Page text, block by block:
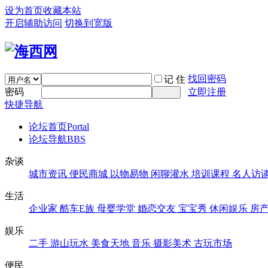
设为首页收藏本站
开启辅助访问 切换到宽版
记 住 找回密码
密码
立即注册
快捷导航
论坛首页Portal
论坛导航BBS
杂谈
城市资讯 便民商城 以物易物 闲聊灌水 培训课程 名人访
生活
企业家 酷车E族 母婴学堂 婚恋交友 宝宝秀 休闲娱乐 房
娱乐
二手 游山玩水 美食天地 音乐 摄影美术 古玩市场
便民